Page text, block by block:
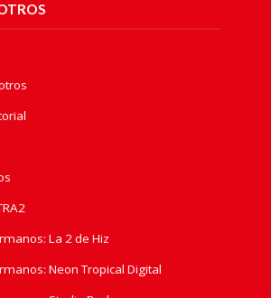
La 2 de Hiz
Neon Tropical Digital